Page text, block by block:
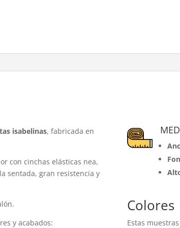
isabelinas, fabricada en
con cinchas elásticas nea,
sentada, gran resistencia y
y acabados:
Colores
Estas